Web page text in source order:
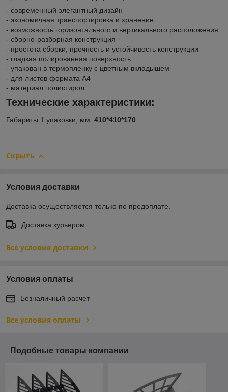
- современный элегантный дизайн
- экономичная транспортировка и хранение
- возможность горизонтального и вертикального расположения
- сборно-разборная конструкция
- простота сборки, прочность и устойчивость конструкции
- гладкая полированная поверхность
- упакован в термопленку с цветным вкладышем
- для листов формата А4
- материал полистирол
Технические характеристики:
Габариты 1 упаковки, мм: 410*410*170
Скрыть
Условия доставки
Доставка осуществляется только по предоплате.
Доставка курьером
Все условия доставки
Условия оплаты
Безналичный расчет
Все условия оплаты
Подобные товары компании